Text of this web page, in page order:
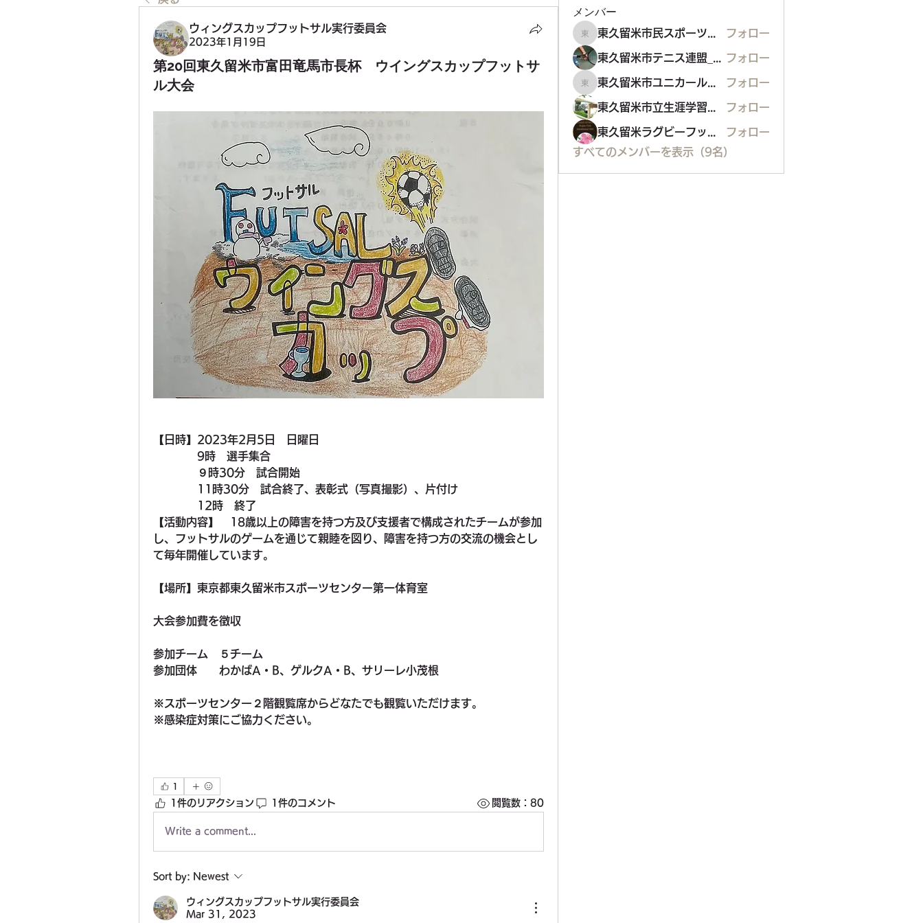
ウィングスカップフットサル実行委員会
2023年1月19日
第20回東久留米市富田竜馬市長杯 ウイングスカップフットサ
ル大会
【日時】2023年2月5日　日曜日
9時　選手集合
９時30分　試合開始
11時30分　試合終了、表彰式（写真撮影）、片付け
12時　終了
【活動内容】　18歳以上の障害を持つ方及び支援者で構成されたチームが参加
し、フットサルのゲームを通じて親睦を図り、障害を持つ方の交流の機会とし
て毎年開催しています。
【場所】東京都東久留米市スポーツセンター第一体育室
大会参加費を徴収
参加チーム　５チーム
参加団体　　わかばA・B、ゲルクA・B、サリーレ小茂根
※スポーツセンター２階観覧席からどなたでも観覧いただけます。
※感染症対策にご協力ください。
1
1件のリアクション 1件のコメント 閲覧数：80
Write a comment...
Sort by: Newest
ウィングスカップフットサル実行委員会
Mar 31, 2023
メンバー
東久留米市民スポーツウエルネス吹矢
フォロー
フォロー
東久留米市ユニカール協会
東久留米市ユニカール協会 フォロー
フォロー
フォロー
すべてのメンバーを表示（9名）